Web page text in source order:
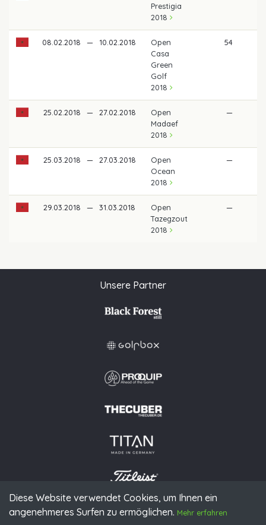
Diese Website verwendet Cookies, um Ihnen ein
angenehmeres Surfen zu ermöglichen. Mehr erfahren
Prestigia
2018
08.02.2018 — 10.02.2018
Open
Casa
Green
Golf
2018
54
25.02.2018 — 27.02.2018
Open
Madaef
2018
—
25.03.2018 — 27.03.2018
Open
Ocean
2018
—
29.03.2018 — 31.03.2018
Open
Tazegzout
2018
—
Unsere Partner
© 2026 PGAoG